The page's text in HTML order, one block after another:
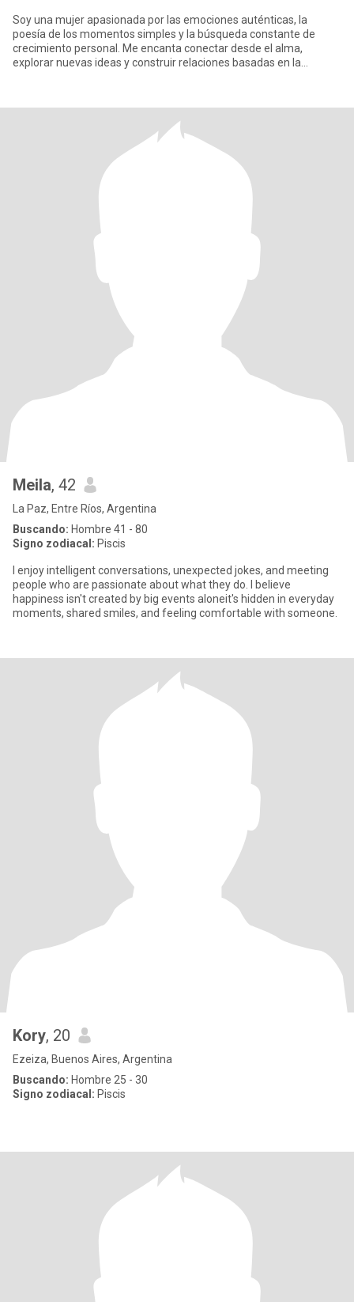
Soy una mujer apasionada por las emociones auténticas, la
poesía de los momentos simples y la búsqueda constante de
crecimiento personal. Me encanta conectar desde el alma,
explorar nuevas ideas y construir relaciones basadas en la
Meila, 42
La Paz, Entre Ríos, Argentina
Buscando: Hombre 41 - 80
Signo zodiacal: Piscis
I enjoy intelligent conversations, unexpected jokes, and meeting
people who are passionate about what they do. I believe
happiness isn't created by big events aloneit's hidden in everyday
moments, shared smiles, and feeling comfortable with someone.
Kory, 20
Ezeiza, Buenos Aires, Argentina
Buscando: Hombre 25 - 30
Signo zodiacal: Piscis